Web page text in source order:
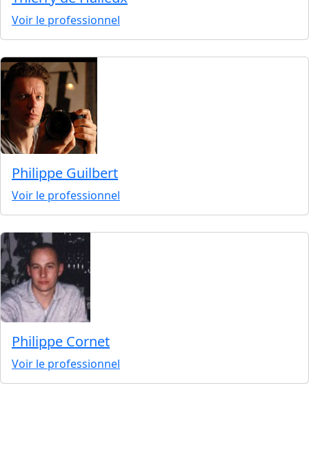
Voir le professionnel
Philippe Guilbert
Voir le professionnel
Philippe Cornet
Voir le professionnel